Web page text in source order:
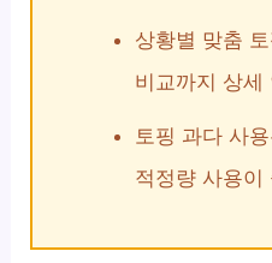
상황별 맞춤
비교까지 상세
토핑 과다 사
적정량 사용이